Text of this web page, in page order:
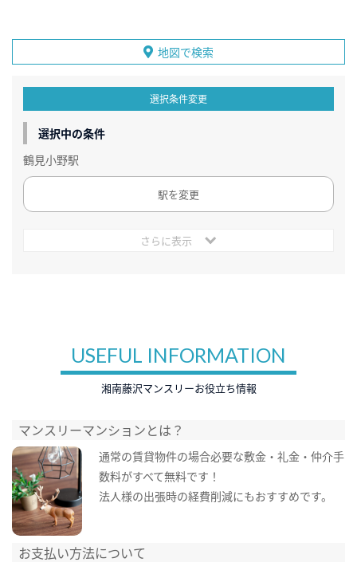
地図で検索
選択条件変更
選択中の条件
鶴見小野駅
駅を変更
さらに表示
USEFUL INFORMATION
湘南藤沢マンスリーお役立ち情報
マンスリーマンションとは？
通常の賃貸物件の場合必要な敷金・礼金・仲介手
数料がすべて無料です！
法人様の出張時の経費削減にもおすすめです。
お支払い方法について